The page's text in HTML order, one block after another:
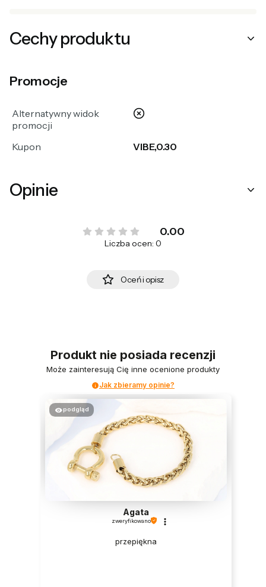
Cechy produktu
Promocje
Alternatywny widok
promocji
nie
Kupon VIBE,0.30
Opinie
0.00
Liczba ocen: 0
Oceń i opisz
Produkt nie posiada recenzji
Może zainteresują Cię inne ocenione produkty
Jak zbieramy opinie?
podgląd
Agata
zweryfikowano
przepiękna